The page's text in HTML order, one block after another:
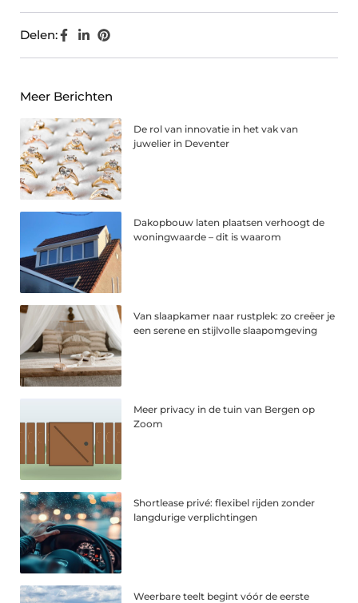
Delen:
Meer Berichten
De rol van innovatie in het vak van
juwelier in Deventer
Dakopbouw laten plaatsen verhoogt de
woningwaarde – dit is waarom
Van slaapkamer naar rustplek: zo creëer je
een serene en stijlvolle slaapomgeving
Meer privacy in de tuin van Bergen op
Zoom
Shortlease privé: flexibel rijden zonder
langdurige verplichtingen
Weerbare teelt begint vóór de eerste